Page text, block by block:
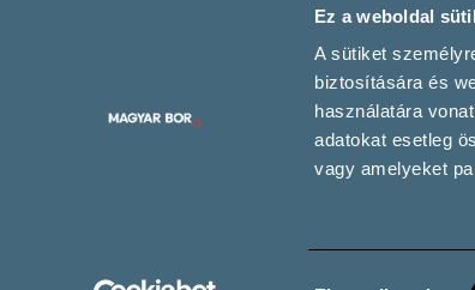
Ez a weboldal
A sütiket
biztosítására és
használatára
adatokat esetleg
vagy amelyeket
Follow us on our social